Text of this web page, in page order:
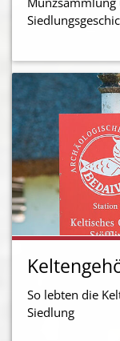
So lebten die
Siedlung